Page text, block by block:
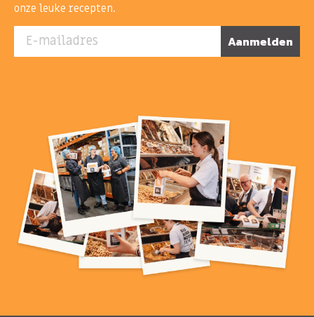
onze leuke recepten.
E-mailadres Aanmelden